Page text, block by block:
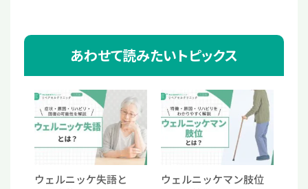
あわせて読みたいトピックス
ウェルニッケ失語と
ウェルニッケマン肢位